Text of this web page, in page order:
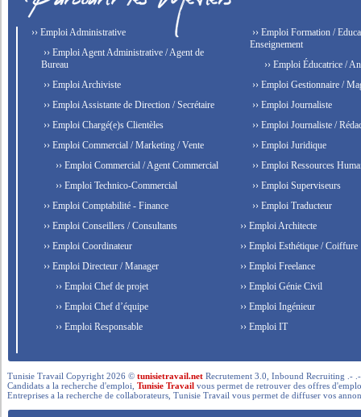
›› Emploi Administrative
›› Emploi Agent Administrative / Agent de
Bureau
›› Emploi Archiviste
›› Emploi Assistante de Direction / Secrétaire
›› Emploi Chargé(e)s Clientèles
›› Emploi Commercial / Marketing / Vente
›› Emploi Commercial / Agent Commercial
›› Emploi Technico-Commercial
›› Emploi Comptabilité - Finance
›› Emploi Conseillers / Consultants
›› Emploi Coordinateur
›› Emploi Directeur / Manager
›› Emploi Chef de projet
›› Emploi Chef d’équipe
›› Emploi Responsable
›› Emploi Formation /
Enseignement
›› Emploi Éducatrice /
›› Emploi Gestionnaire /
›› Emploi Journaliste
›› Emploi Journaliste /
›› Emploi Juridique
›› Emploi Ressources
›› Emploi Superviseurs
›› Emploi Traducteur
›› Emploi Architecte
›› Emploi Esthétique / Coiffure
›› Emploi Freelance
›› Emploi Génie Civil
›› Emploi Ingénieur
›› Emploi IT
Tunisie Travail Copyright 2026 ©tunisietravail.net Recrutement 3.0, Inbound Recruiting .-
Candidats a la recherche d'emploi,Tunisie Travail vous permet de retrouver des offres
Entreprises a la recherche de collaborateurs, Tunisie Travail vous permet de diffuser vos